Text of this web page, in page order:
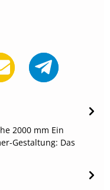
2000 mm Ein
Gestaltung: Das